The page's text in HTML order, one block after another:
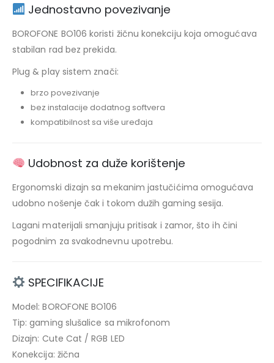
Jednostavno povezivanje
BOROFONE BO106 koristi žičnu konekciju koja omogućava
stabilan rad bez prekida.
Plug & play sistem znači:
brzo povezivanje
bez instalacije dodatnog softvera
kompatibilnost sa više uređaja
Udobnost za duže korištenje
Ergonomski dizajn sa mekanim jastučićima omogućava
udobno nošenje čak i tokom dužih gaming sesija.
Lagani materijali smanjuju pritisak i zamor, što ih čini
pogodnim za svakodnevnu upotrebu.
SPECIFIKACIJE
Model: BOROFONE BO106
Tip: gaming slušalice sa mikrofonom
Dizajn: Cute Cat / RGB LED
Konekcija: žična